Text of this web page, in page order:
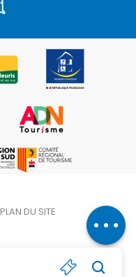
par email
PLAN DU SITE